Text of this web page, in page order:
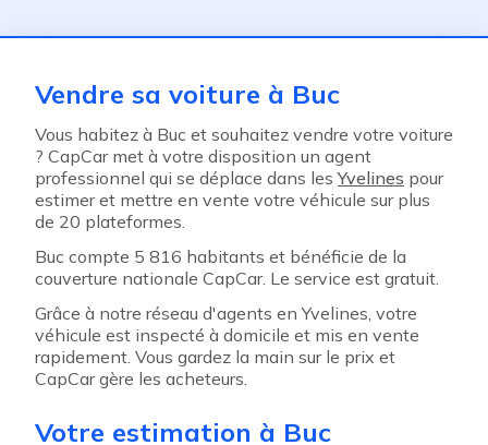
Vendre sa voiture à Buc
Vous habitez à Buc et souhaitez vendre votre voiture
? CapCar met à votre disposition un agent
professionnel qui se déplace dans lesYvelines pour
estimer et mettre en vente votre véhicule sur plus
de 20 plateformes.
Buc compte 5 816 habitants et bénéficie de la
couverture nationale CapCar. Le service est gratuit.
Grâce à notre réseau d'agents en Yvelines, votre
véhicule est inspecté à domicile et mis en vente
rapidement. Vous gardez la main sur le prix et
CapCar gère les acheteurs.
Votre estimation à Buc